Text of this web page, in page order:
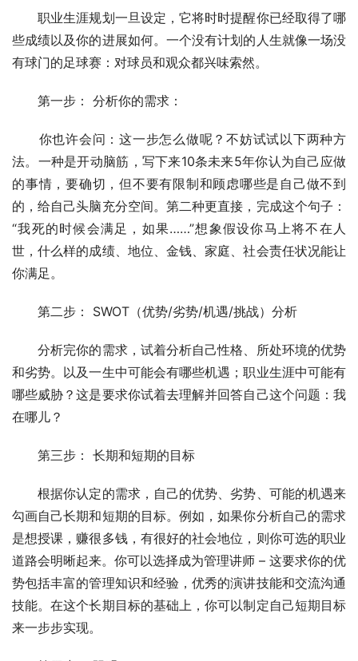
职业生涯规划一旦设定，它将时时提醒你已经取得了哪
些成绩以及你的进展如何。一个没有计划的人生就像一场没
有球门的足球赛：对球员和观众都兴味索然。
第一步： 分析你的需求：
你也许会问：这一步怎么做呢？不妨试试以下两种方
法。一种是开动脑筋，写下来10条未来5年你认为自己应做
的事情，要确切，但不要有限制和顾虑哪些是自己做不到
的，给自己头脑充分空间。第二种更直接，完成这个句子：
“我死的时候会满足，如果……”想象假设你马上将不在人
世，什么样的成绩、地位、金钱、家庭、社会责任状况能让
你满足。
第二步： SWOT（优势/劣势/机遇/挑战）分析
分析完你的需求，试着分析自己性格、所处环境的优势
和劣势。以及一生中可能会有哪些机遇；职业生涯中可能有
哪些威胁？这是要求你试着去理解并回答自己这个问题：我
在哪儿？
第三步： 长期和短期的目标
根据你认定的需求，自己的优势、劣势、可能的机遇来
勾画自己长期和短期的目标。例如，如果你分析自己的需求
是想授课，赚很多钱，有很好的社会地位，则你可选的职业
道路会明晰起来。你可以选择成为管理讲师 – 这要求你的优
势包括丰富的管理知识和经验，优秀的演讲技能和交流沟通
技能。在这个长期目标的基础上，你可以制定自己短期目标
来一步步实现。